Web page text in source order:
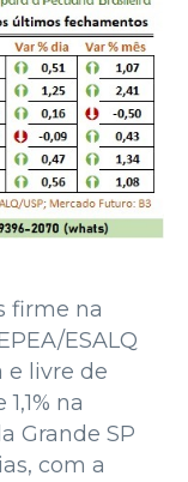
firme na
ESALQ
e livre de
na
Grande SP
com a